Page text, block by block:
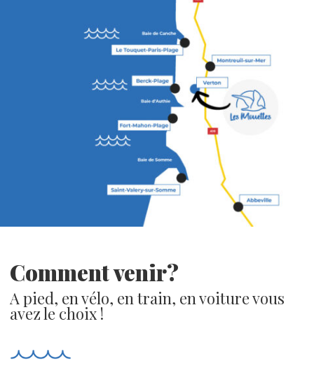
Comment venir?
A pied, en vélo, en train, en voiture vous
avez le choix !